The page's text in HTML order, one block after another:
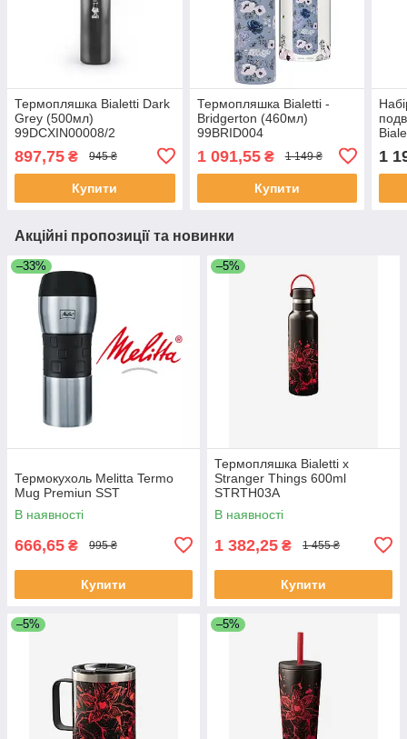
Термопляшка Bialetti Dark
Grey (500мл)
99DCXIN00008/2
897,75 ₴ 945 ₴
Купити
Термопляшка Bialetti -
Bridgerton (460мл)
99BRID004
1 091,55₴ 1 149 ₴
Купити
1
Акційні пропозиції та новинки
–33%
Термокухоль Melitta Termo
Mug Premiun SST
В наявності
666,65 ₴ 995 ₴
Купити
–5%
Термопляшка Bialetti x
Stranger Things 600ml
STRTH03A
В наявності
1 382,25 ₴ 1 455 ₴
Купити
–5% –5%